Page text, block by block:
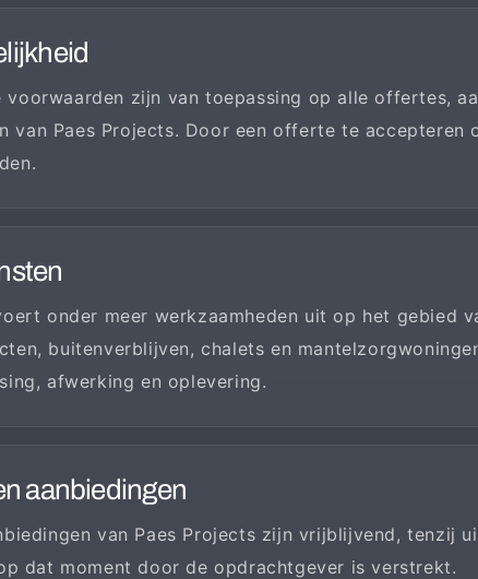
voorwaarden zijn van toepassing op alle offertes,
van Paes Projects. Door een offerte te
onder meer werkzaamheden uit op het gebied
buitenverblijven, chalets en
afwerking en oplevering.
aanbiedingen
van Paes Projects zijn vrijblijvend, tenzij
dat moment door de opdrachtgever is verstrekt.